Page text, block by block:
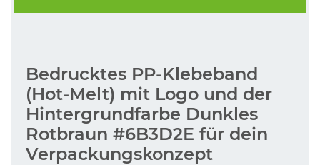
Bedrucktes PP-Klebeband
(Hot-Melt) mit Logo und der
Hintergrundfarbe Dunkles
Rotbraun #6B3D2E für dein
Verpackungskonzept